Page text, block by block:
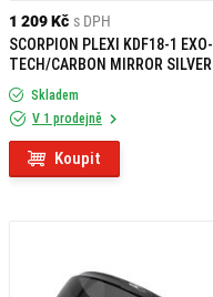
1 209 Kč s DPH
SCORPION PLEXI KDF18-1 EXO-
TECH/CARBON MIRROR SILVER
Skladem
V 1 prodejně
Koupit